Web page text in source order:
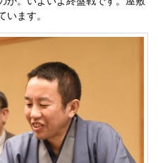
ます。